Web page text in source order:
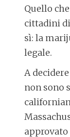
Quello
cittadini
sì: la
legale.
A
non sono